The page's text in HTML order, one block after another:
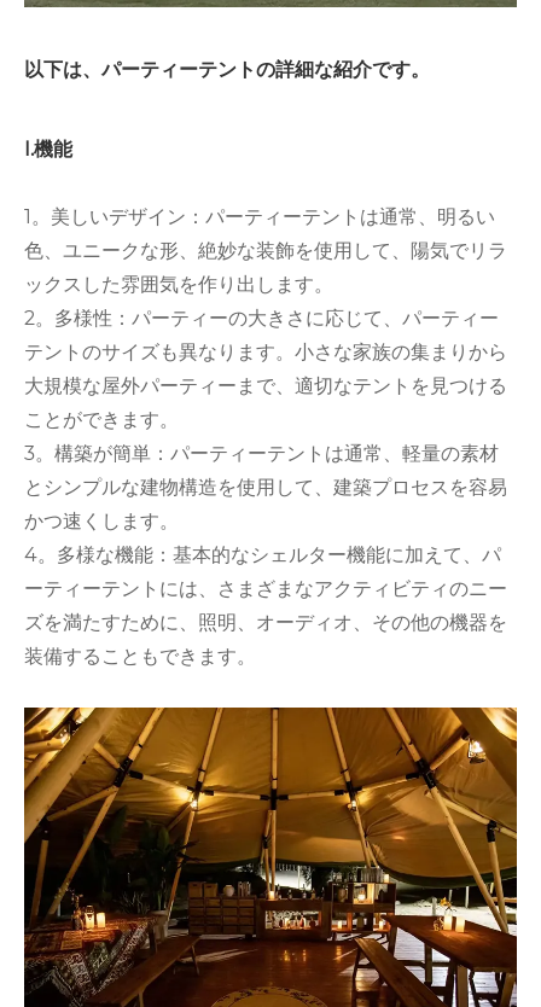
以下は、パーティーテントの詳細な紹介です。
I.機能
1。美しいデザイン：パーティーテントは通常、明るい
色、ユニークな形、絶妙な装飾を使用して、陽気でリラ
ックスした雰囲気を作り出します。
2。多様性：パーティーの大きさに応じて、パーティー
テントのサイズも異なります。小さな家族の集まりから
大規模な屋外パーティーまで、適切なテントを見つける
ことができます。
3。構築が簡単：パーティーテントは通常、軽量の素材
とシンプルな建物構造を使用して、建築プロセスを容易
かつ速くします。
4。多様な機能：基本的なシェルター機能に加えて、パ
ーティーテントには、さまざまなアクティビティのニー
ズを満たすために、照明、オーディオ、その他の機器を
装備することもできます。